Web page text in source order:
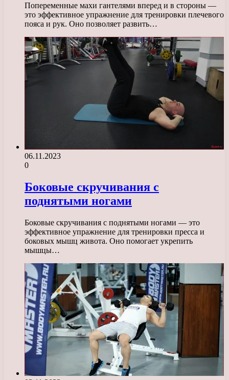
Попеременные махи гантелями вперед и в стороны —
это эффективное упражнение для тренировки плечевого
пояса и рук. Оно позволяет развить…
06.11.2023
0
Боковые скручивания с
поднятыми ногами
Боковые скручивания с поднятыми ногами — это
эффективное упражнение для тренировки пресса и
боковых мышц живота. Оно помогает укрепить
мышцы…